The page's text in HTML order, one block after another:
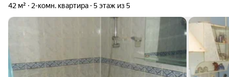
42 м² 2-комн. квартира 5 этаж из 5